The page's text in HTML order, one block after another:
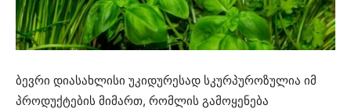
ბევრი დიასახლისი უკიდურესად სკურპუროზულია იმ
პროდუქტების მიმართ, რომლის გამოყენება